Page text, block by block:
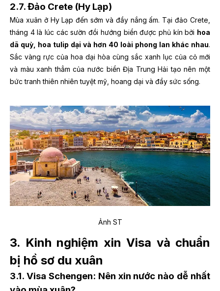
2.7. Đảo Crete (Hy Lạp)
Mùa xuân ở Hy Lạp đến sớm và đầy nắng ấm. Tại đảo Crete,
tháng 4 là lúc các sườn đồi hướng biển được phủ kín bởi hoa
dã quỳ, hoa tulip dại và hơn 40 loài phong lan khác nhau.
Sắc vàng rực của hoa dại hòa cùng sắc xanh lục của cỏ mới
và màu xanh thẳm của nước biển Địa Trung Hải tạo nên một
bức tranh thiên nhiên tuyệt mỹ, hoang dại và đầy sức sống.
Ảnh ST
3. Kinh nghiệm xin Visa và chuẩn
bị hồ sơ du xuân
3.1. Visa Schengen: Nên xin nước nào dễ nhất